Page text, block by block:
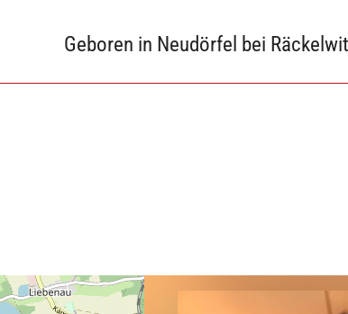
Geboren in Neudörfel bei